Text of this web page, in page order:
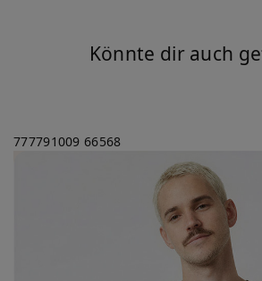
Könnte dir auch
777791009 66568